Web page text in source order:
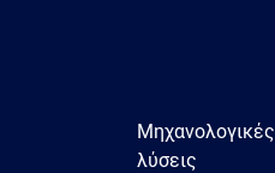
Μηχανολογικές
λύσεις